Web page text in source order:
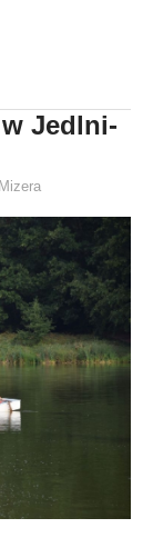
Jedlni-